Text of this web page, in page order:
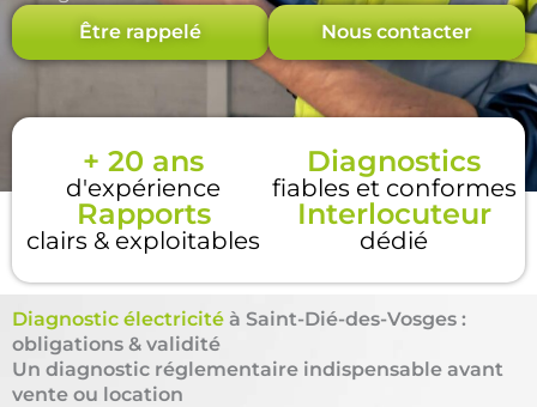
Être rappelé Nous contacter
+ 20 ans
d'expérience
Diagnostics
fiables et conformes
Rapports
clairs & exploitables
Interlocuteur
dédié
Diagnostic électricité à Saint-Dié-des-Vosges :
obligations & validité
Un diagnostic réglementaire indispensable avant
vente ou location